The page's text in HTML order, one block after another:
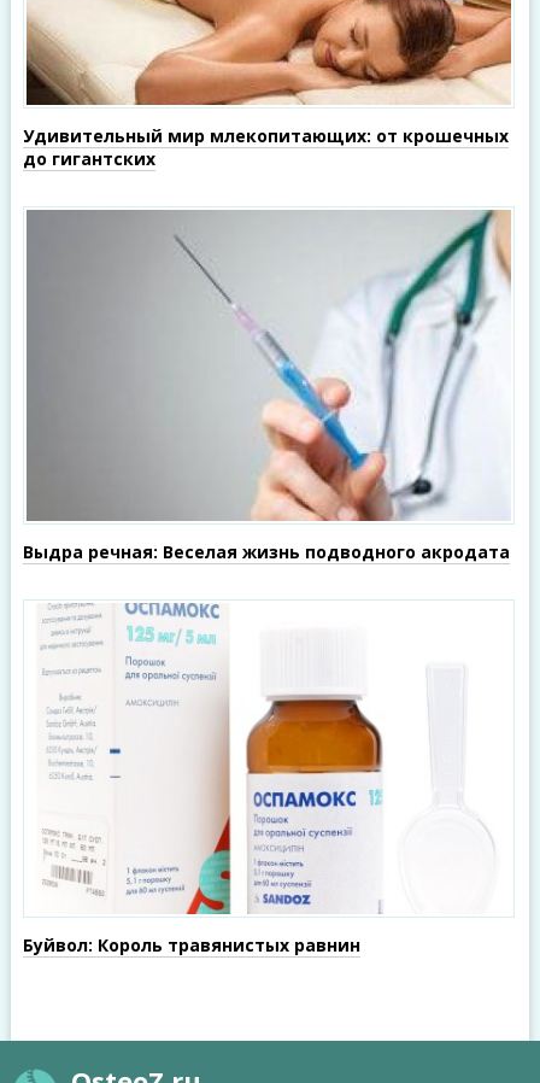
Удивительный мир млекопитающих: от крошечных
до гигантских
Выдра речная: Веселая жизнь подводного акродата
Буйвол: Король травянистых равнин